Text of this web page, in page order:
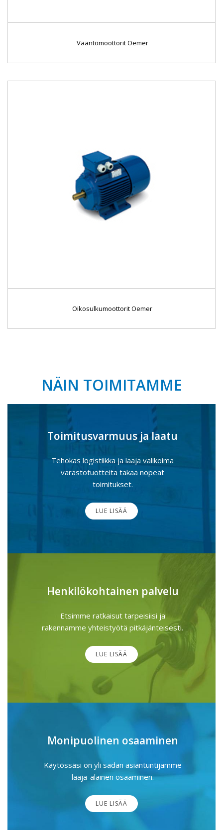
Vääntömoottorit Oemer
Oikosulkumoottorit Oemer
NÄIN TOIMITAMME
Toimitusvarmuus ja laatu
Tehokas logistiikka ja laaja valikoima
varastotuotteita takaa nopeat
toimitukset.
LUE LISÄÄ
Henkilökohtainen palvelu
Etsimme ratkaisut tarpeisiisi ja
rakennamme yhteistyötä pitkäjänteisesti.
LUE LISÄÄ
Monipuolinen osaaminen
Käytössäsi on yli sadan asiantuntijamme
laaja-alainen osaaminen.
LUE LISÄÄ